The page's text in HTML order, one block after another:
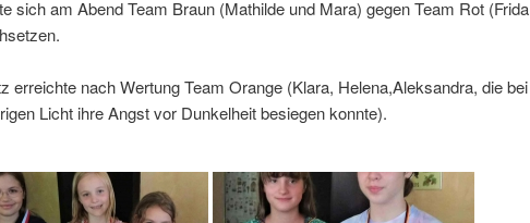
sich am Abend Team Braun (Mathilde und Mara) gegen Team Rot (Frida
erreichte nach Wertung Team Orange (Klara, Helena,Aleksandra, die bei
Licht ihre Angst vor Dunkelheit besiegen konnte).